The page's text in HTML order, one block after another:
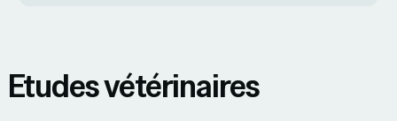
Etudes vétérinaires